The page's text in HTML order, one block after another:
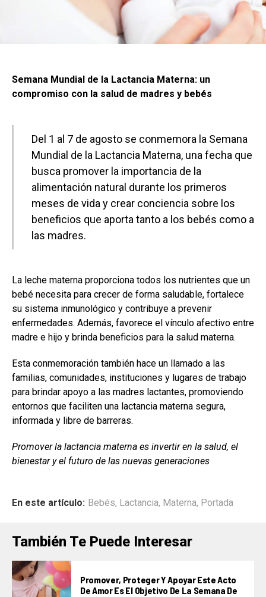
Semana Mundial de la Lactancia Materna: un
compromiso con la salud de madres y bebés
Del 1 al 7 de agosto se conmemora la Semana
Mundial de la Lactancia Materna, una fecha que
busca promover la importancia de la
alimentación natural durante los primeros
meses de vida y crear conciencia sobre los
beneficios que aporta tanto a los bebés como a
las madres.
La leche materna proporciona todos los nutrientes que un
bebé necesita para crecer de forma saludable, fortalece
su sistema inmunológico y contribuye a prevenir
enfermedades. Además, favorece el vínculo afectivo entre
madre e hijo y brinda beneficios para la salud materna.
Esta conmemoración también hace un llamado a las
familias, comunidades, instituciones y lugares de trabajo
para brindar apoyo a las madres lactantes, promoviendo
entornos que faciliten una lactancia materna segura,
informada y libre de barreras.
Promover la lactancia materna es invertir en la salud, el
bienestar y el futuro de las nuevas generaciones
En este artículo: Bebés, Lactancia, Materna, Portada
También Te Puede Interesar
Promover, Proteger Y Apoyar Este Acto
De Amor Es El Objetivo De La Semana De